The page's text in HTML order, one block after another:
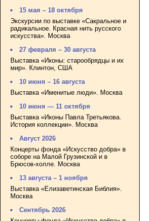
15 мая – 18 октября
Экскурсии по выставке «Сакральное и
радикальное. Красная нить русского
искусства». Москва
27 февраля – 30 августа
Выставка «Иконы: старообрядцы и их
мир». Клинтон, США
10 июня – 16 августа
Выставка «Именитые люди». Москва
10 июня — 11 октября
Выставка «Иконы Павла Третьякова.
История коллекции». Москва
Август 2026
Концерты фонда «Искусство добра» в
соборе на Малой Грузинской и в
Брюсов-холле. Москва
13 августа – 1 ноября
Выставка «Елизаветинская Библия».
Москва
Сентябрь 2026